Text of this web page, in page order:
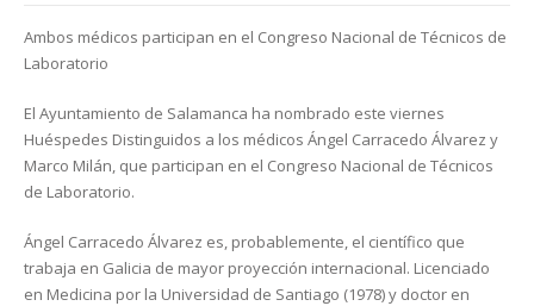
Ambos médicos participan en el Congreso Nacional de Técnicos de
Laboratorio
El Ayuntamiento de Salamanca ha nombrado este viernes
Huéspedes Distinguidos a los médicos Ángel Carracedo Álvarez y
Marco Milán, que participan en el Congreso Nacional de Técnicos
de Laboratorio.
Ángel Carracedo Álvarez es, probablemente, el científico que
trabaja en Galicia de mayor proyección internacional. Licenciado
en Medicina por la Universidad de Santiago (1978) y doctor en